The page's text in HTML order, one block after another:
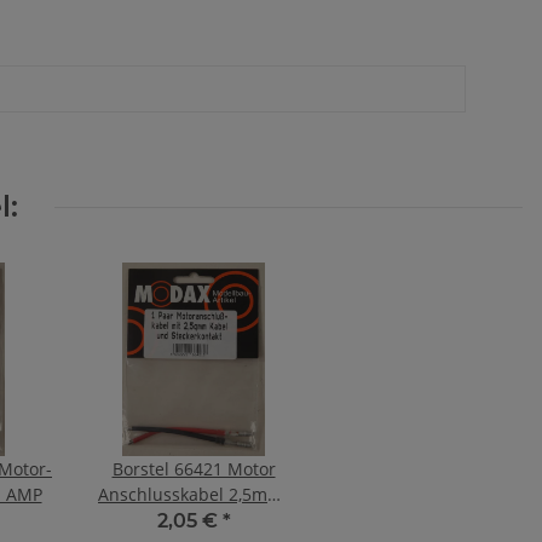
Borstel 66421 Motor
Anschlusskabel 2,5mm²
/ 8cm
2,05 € *